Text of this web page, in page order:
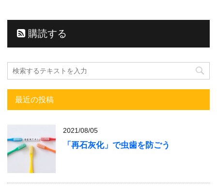
購読する
最近の投稿
2021/08/05
「再石灰化」で虫歯を防ごう